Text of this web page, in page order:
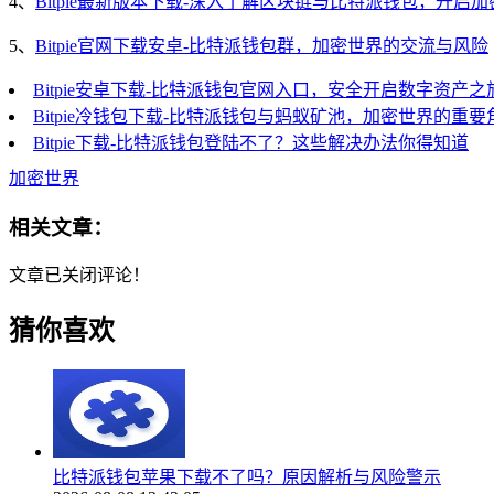
5、 Bitpie官网下载安卓-比特派钱包群，加密世界的交流与风险
Bitpie安卓下载-比特派钱包官网入口，安全开启数字资产之
Bitpie冷钱包下载-比特派钱包与蚂蚁矿池，加密世界的重要
Bitpie下载-比特派钱包登陆不了？这些解决办法你得知道
加密世界
相关文章：
文章已关闭评论！
猜你喜欢
比特派钱包苹果下载不了吗？原因解析与风险警示